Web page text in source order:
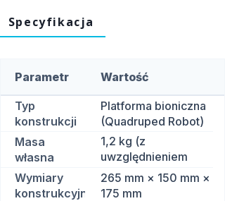
Specyfikacja
Parametr Wartość
Typ
konstrukcji
Platforma bioniczna
(Quadruped Robot)
Masa
własna
1,2 kg (z
uwzględnieniem
akumulatora)
Wymiary
konstrukcyjne
265 mm × 150 mm ×
175 mm